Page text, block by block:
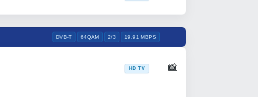
DVB-T 64QAM 2/3 19.91 MBPS
HD TV 📸